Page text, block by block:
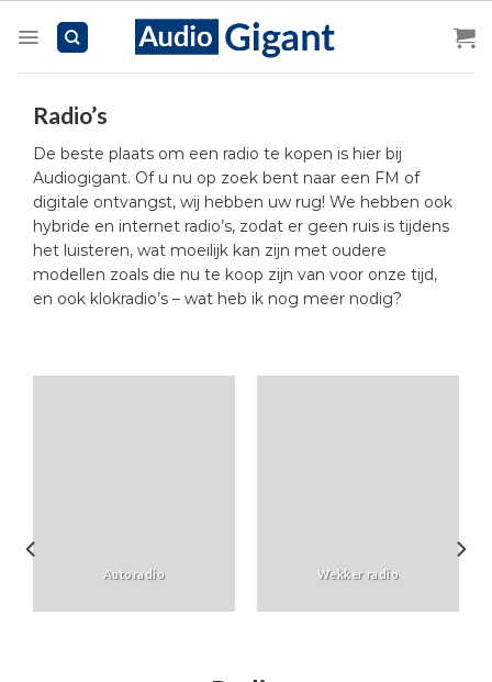
Radio’s
De beste plaats om een radio te kopen is hier bij
Audiogigant. Of u nu op zoek bent naar een FM of
digitale ontvangst, wij hebben uw rug! We hebben ook
hybride en internet radio’s, zodat er geen ruis is tijdens
het luisteren, wat moeilijk kan zijn met oudere
modellen zoals die nu te koop zijn van voor onze tijd,
en ook klokradio’s – wat heb ik nog meer nodig?
Autoradio Wekker radio